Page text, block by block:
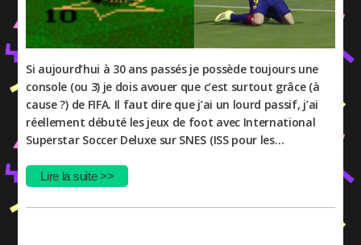
Si aujourd’hui à 30 ans passés je possède toujours une
console (ou 3) je dois avouer que c’est surtout grâce (à
cause ?) de FIFA. Il faut dire que j’ai un lourd passif, j’ai
réellement débuté les jeux de foot avec International
Superstar Soccer Deluxe sur SNES (ISS pour les…
Lire la suite >>